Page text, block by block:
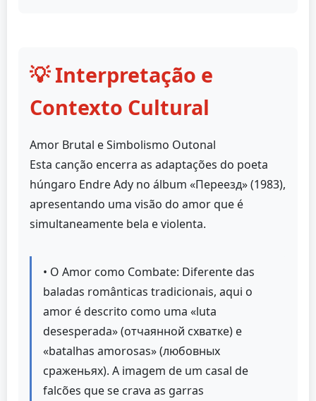
💡 Interpretação e
Contexto Cultural
Amor Brutal e Simbolismo Outonal
Esta canção encerra as adaptações do poeta
húngaro Endre Ady no álbum «Переезд» (1983),
apresentando uma visão do amor que é
simultaneamente bela e violenta.
• O Amor como Combate: Diferente das
baladas românticas tradicionais, aqui o
amor é descrito como uma «luta
desesperada» (отчаянной схватке) e
«batalhas amorosas» (любовных
сраженьях). A imagem de um casal de
falcões que se crava as garras